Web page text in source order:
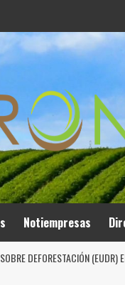
Notiempresas
DEFORESTACIÓN